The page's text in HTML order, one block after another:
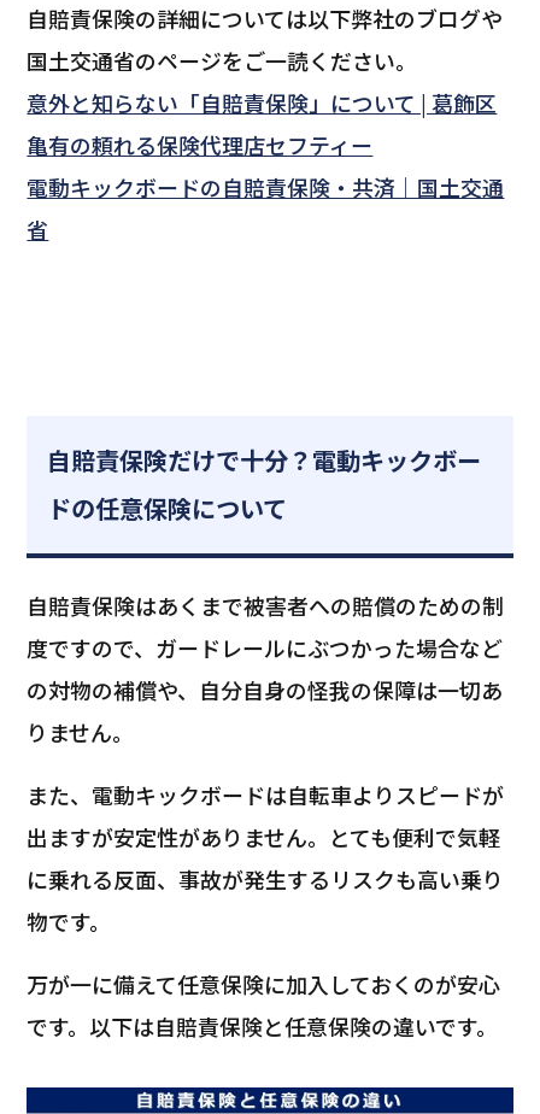
自賠責保険の詳細については以下弊社のブログや
国土交通省のページをご一読ください。
意外と知らない「自賠責保険」について | 葛飾区
亀有の頼れる保険代理店セフティー
電動キックボードの自賠責保険・共済｜国土交通
省
自賠責保険だけで十分？電動キックボー
ドの任意保険について
自賠責保険はあくまで被害者への賠償のための制
度ですので、ガードレールにぶつかった場合など
の対物の補償や、自分自身の怪我の保障は一切あ
りません。
また、電動キックボードは自転車よりスピードが
出ますが安定性がありません。とても便利で気軽
に乗れる反面、事故が発生するリスクも高い乗り
物です。
万が一に備えて任意保険に加入しておくのが安心
です。以下は自賠責保険と任意保険の違いです。